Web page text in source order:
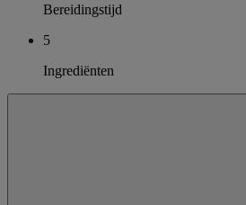
Bereidingstijd
5
Ingrediënten